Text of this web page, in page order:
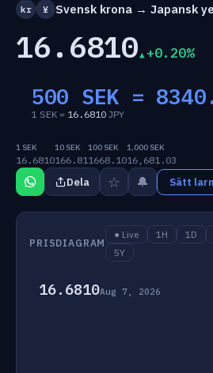
kr ¥ Svensk krona → Japansk
16.6810 +0.20%
500 SEK =
1 SEK = 16.6810 JPY
1 SEK
16.6810
10 SEK
166.81
100 SEK
1668.10
1,000 SEK
16,681.03
Dela ☆ 🔔 Sätt
PRISDIAGRAM
● Live 1H 1D
5Y
16.6810Aug 7, 2026